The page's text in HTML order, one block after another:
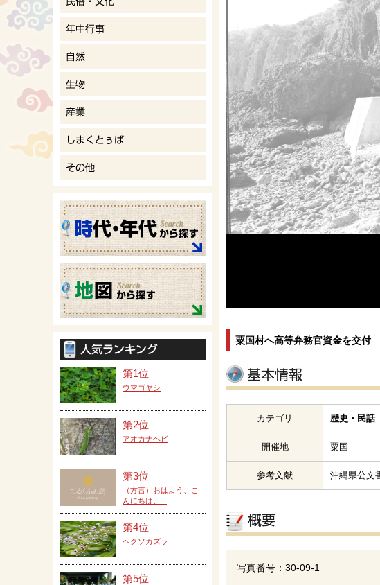
粟国村へ高等弁務官資金を交付
カテゴリ 歴史・民話
開催地 粟国
参考文献 沖縄県公文
写真番号：30-09-1
第1位
ウマゴヤシ
第2位
アオカナヘビ
第3位
（方言）おはよう、こ
んにちは、...
第4位
ヘクソカズラ
第5位